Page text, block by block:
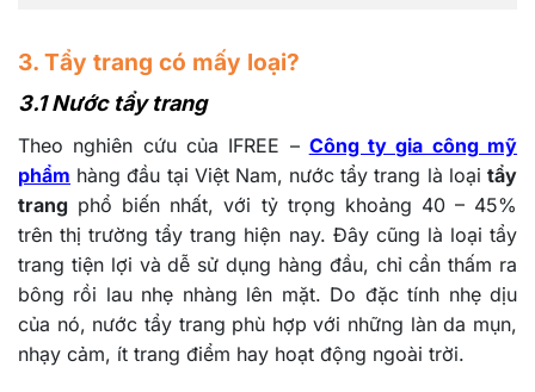
3. Tẩy trang có mấy loại?
3.1 Nước tẩy trang
Theo nghiên cứu của IFREE – Công ty gia công mỹ
phẩm hàng đầu tại Việt Nam, nước tẩy trang là loại tẩy
trang phổ biến nhất, với tỷ trọng khoảng 40 – 45%
trên thị trường tẩy trang hiện nay. Đây cũng là loại tẩy
trang tiện lợi và dễ sử dụng hàng đầu, chỉ cần thấm ra
bông rồi lau nhẹ nhàng lên mặt. Do đặc tính nhẹ dịu
của nó, nước tẩy trang phù hợp với những làn da mụn,
nhạy cảm, ít trang điểm hay hoạt động ngoài trời.